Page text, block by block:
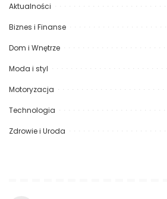
Aktualności
Biznes i Finanse
Dom i Wnętrze
Moda i styl
Motoryzacja
Technologia
Zdrowie i Uroda